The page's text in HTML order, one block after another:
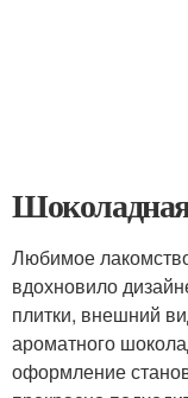
Любимое
вдохновило
плитки, внешний
ароматного
оформление